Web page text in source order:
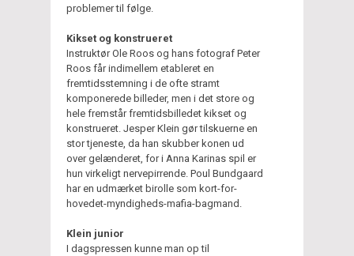
problemer til følge.
Kikset og konstrueret
Instruktør Ole Roos og hans fotograf Peter
Roos får indimellem etableret en
fremtidsstemning i de ofte stramt
komponerede billeder, men i det store og
hele fremstår fremtidsbilledet kikset og
konstrueret. Jesper Klein gør tilskuerne en
stor tjeneste, da han skubber konen ud
over gelænderet, for i Anna Karinas spil er
hun virkeligt nervepirrende. Poul Bundgaard
har en udmærket birolle som kort-for-
hovedet-myndigheds-mafia-bagmand.
Klein junior
I dagspressen kunne man op til